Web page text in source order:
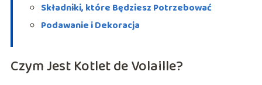
Składniki, które Będziesz Potrzebować
Podawanie i Dekoracja
Czym Jest Kotlet de Volaille?